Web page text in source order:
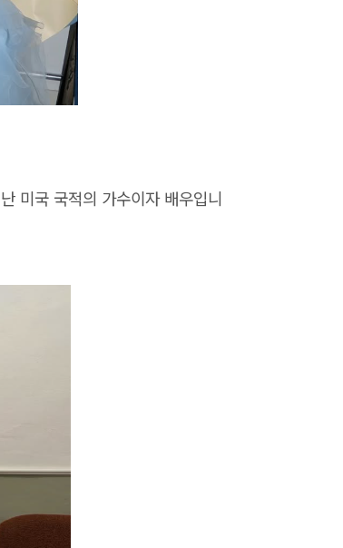
미국 국적의 가수이자 배우입니